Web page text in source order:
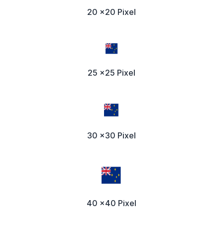
20 x20 Pixel
25 x25 Pixel
30 x30 Pixel
40 x40 Pixel